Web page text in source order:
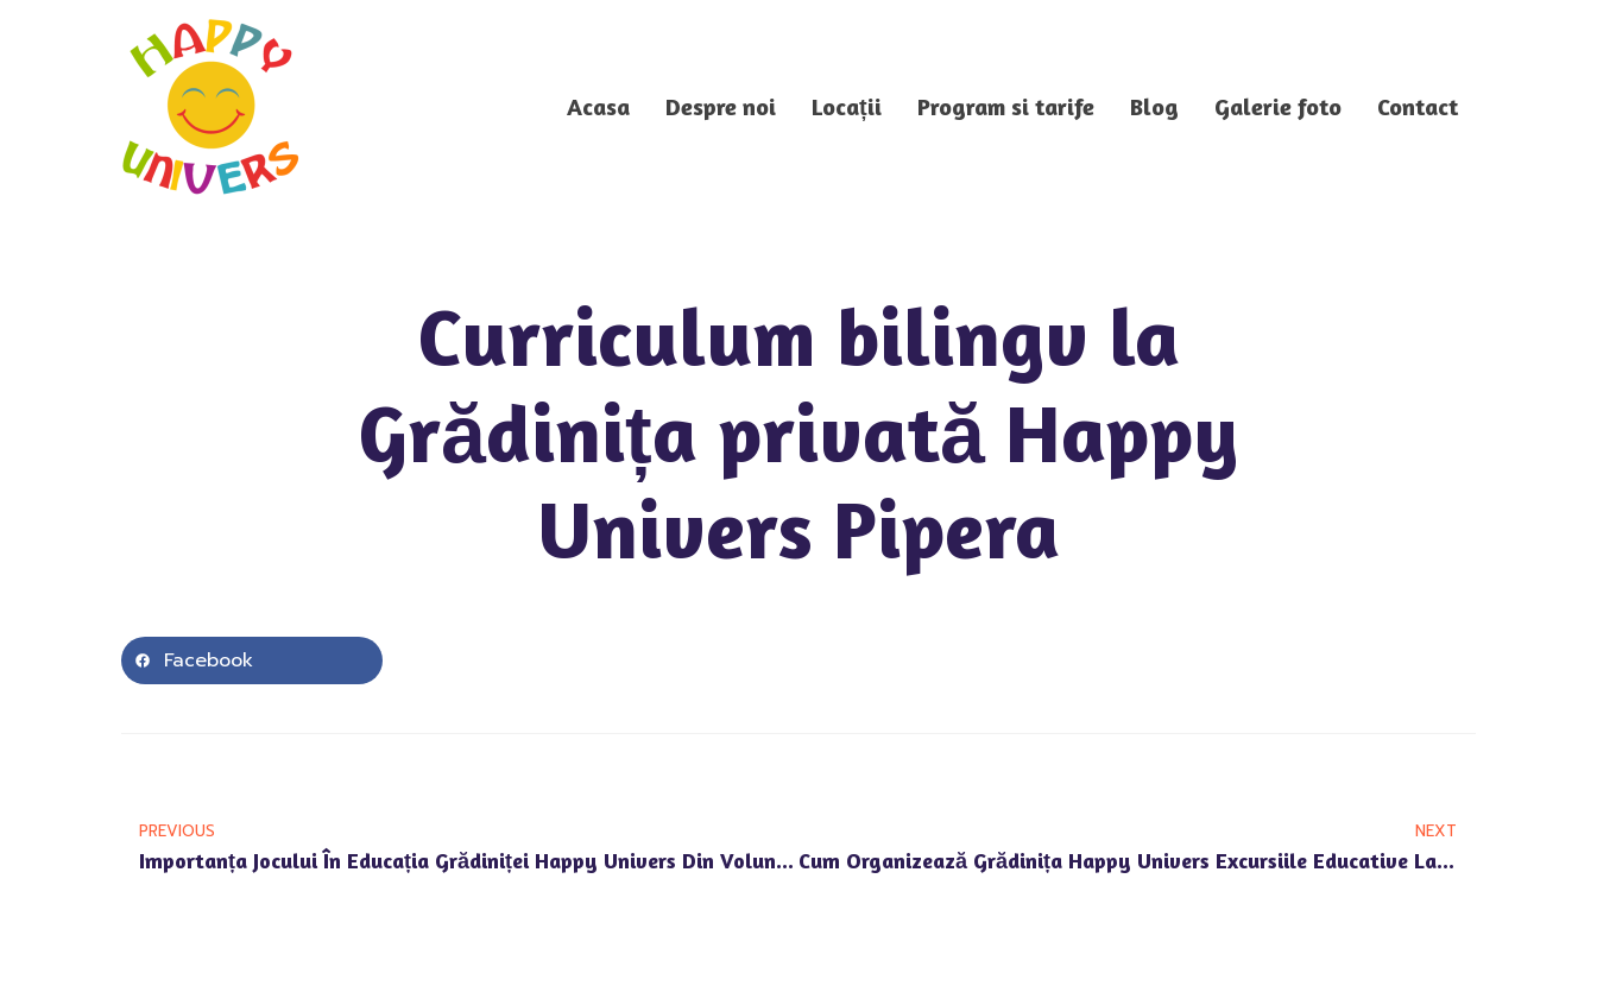
Acasa Despre noi Locații Program si tarife Blog Galerie foto Contact
Curriculum bilingv la
Grădinița privată Happy
Univers Pipera
Facebook
PREVIOUS
Importanța Jocului În Educația Grădiniței Happy Univers Din Voluntari
NEXT
Cum Organizează Grădinița Happy Univers Excursiile Educative La Voluntari